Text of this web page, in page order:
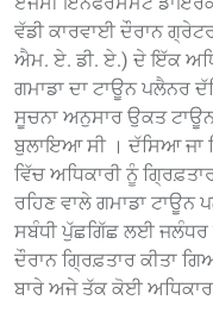
ਵੱਡੀ ਕਾਰਵਾਈ ਦੌਰਾਨ
ਐਮ. ਏ. ਡੀ. ਏ.) ਦੇ ਇੱਕ
ਗਮਾਡਾ ਦਾ ਟਾਊਨ ਪਲੈਨਰ
ਸੂਚਨਾ ਅਨੁਸਾਰ ਉਕਤ
ਬੁਲਾਇਆ ਸੀ । ਦੱਸਿਆ ਜਾ
ਵਿੱਚ ਅਧਿਕਾਰੀ ਨੂੰ
ਰਹਿਣ ਵਾਲੇ ਗਮਾਡਾ ਟਾਊਨ
ਸਬੰਧੀ ਪੁੱਛਗਿੱਛ ਲਈ
ਦੌਰਾਨ ਗ੍ਰਿਫ਼ਤਾਰ ਕੀਤਾ
ਬਾਰੇ ਅਜੇ ਤੱਕ ਕੋਈ